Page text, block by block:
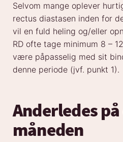
Selvom mange oplever
rectus diastasen inden for
vil en fuld heling og/eller
RD ofte tage minimum 8 –
være påpasselig med sit
denne periode (jvf. punkt 1).
Anderledes
måneden